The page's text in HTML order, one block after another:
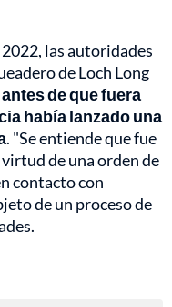
las autoridades
de Loch Long
de que fuera
había lanzado una
. "Se entiende que fue
de una orden de
contacto con
de un proceso de